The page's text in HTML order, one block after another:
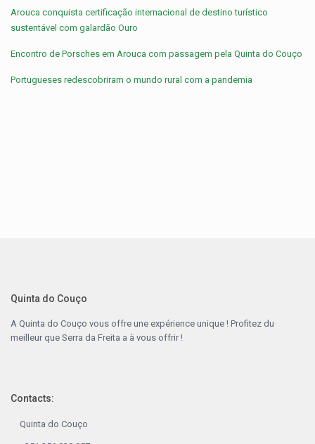
Arouca conquista certificação internacional de destino turístico
sustentável com galardão Ouro
Encontro de Porsches em Arouca com passagem pela Quinta do Couço
Portugueses redescobriram o mundo rural com a pandemia
Quinta do Couço
AQuinta do Couço vous offre une expérience unique ! Profitez du
meilleur queSerra da Freita a à vous offrir !
Contacts:
Quinta do Couço